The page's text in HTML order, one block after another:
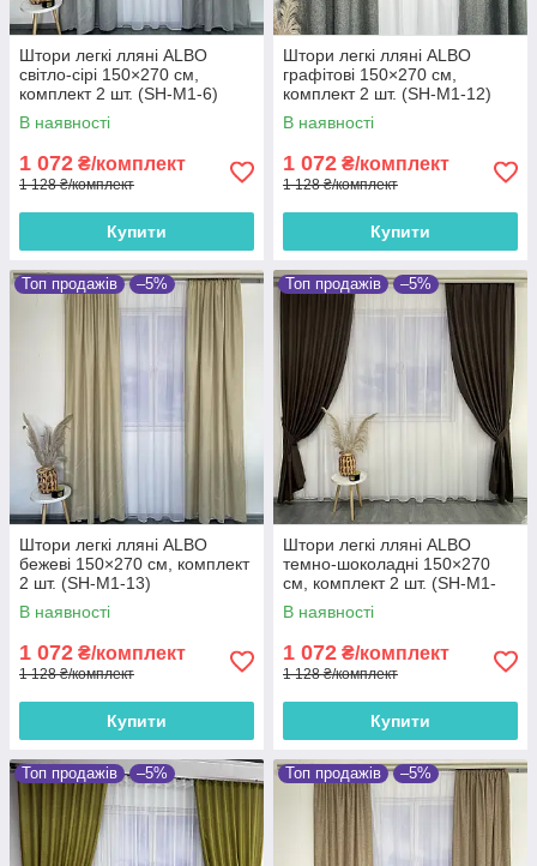
Штори легкі лляні ALBO
світло-сірі 150×270 см,
комплект 2 шт. (SH-M1-6)
В наявності
1 072 ₴/комплект
1 128 ₴/комплект
Купити
Штори легкі лляні ALBO
графітові 150×270 см,
комплект 2 шт. (SH-M1-12)
В наявності
1 072 ₴/комплект
1 128 ₴/комплект
Купити
Топ продажів –5%
Штори легкі лляні ALBO
бежеві 150×270 см, комплект
2 шт. (SH-M1-13)
В наявності
1 072 ₴/комплект
1 128 ₴/комплект
Купити
Топ продажів –5%
Штори легкі лляні ALBO
темно-шоколадні 150×270
см, комплект 2 шт. (SH-M1-
14)
В наявності
1 072 ₴/комплект
1 128 ₴/комплект
Купити
Топ продажів –5% Топ продажів –5%